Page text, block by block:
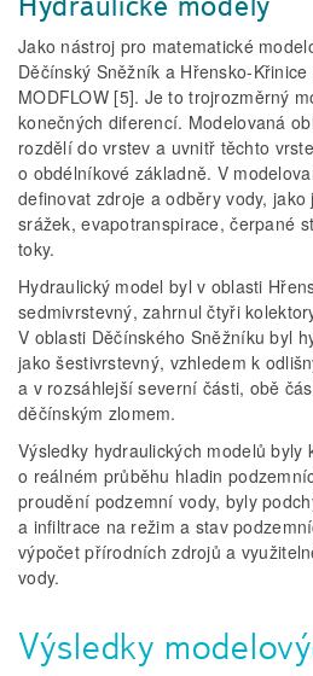
Jako nástroj pro matematické
Děčínský Sněžník a Hřensko-
MODFLOW [5]. Je to trojrozměrný
konečných diferencí. Modelovaná
rozdělí do vrstev a uvnitř těchto
o obdélníkové základně. V
definovat zdroje a odběry vody,
srážek, evapotranspirace, čerpané
toky.
Hydraulický model byl v oblasti
sedmivrstevný, zahrnul čtyři
V oblasti Děčínského Sněžníku byl
jako šestivrstevný, vzhledem k
a v rozsáhlejší severní části, obě
děčínským zlomem.
Výsledky hydraulických modelů byly
o reálném průběhu hladin
proudění podzemní vody, byly
a infiltrace na režim a stav
výpočet přírodních zdrojů a
vody.
Výsledky